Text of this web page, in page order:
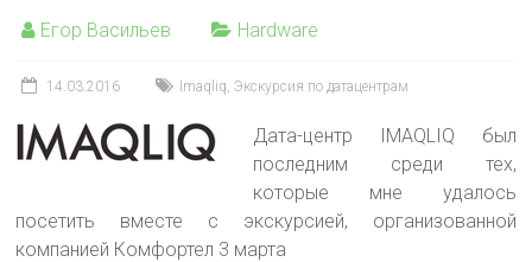
Егор Васильев Hardware
14.03.2016 Imaqliq,Экскурсия по датацентрам
Дата-центр IMAQLIQ был
последним среди тех,
которые мне удалось
посетить вместе с экскурсией, организованной
компанией Комфортел 3 марта